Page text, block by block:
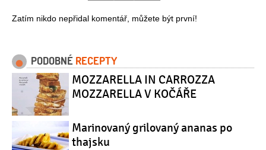
Zatím nikdo nepřidal komentář, můžete být první!
PODOBNÉ RECEPTY
MOZZARELLA IN CARROZZA
MOZZARELLA V KOČÁŘE
Marinovaný grilovaný ananas po
thajsku